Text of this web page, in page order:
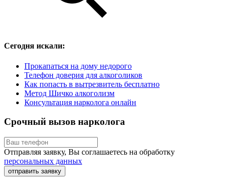
Сегодня искали:
Прокапаться на дому недорого
Телефон доверия для алкоголиков
Как попасть в вытрезвитель бесплатно
Метод Шичко алкоголизм
Консультация нарколога онлайн
Срочный вызов нарколога
Отправляя заявку, Вы соглашаетесь на обработку
персональных данных
отправить заявку